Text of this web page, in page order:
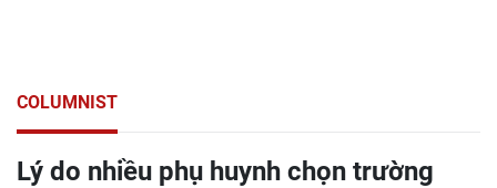
COLUMNIST
Lý do nhiều phụ huynh chọn trường